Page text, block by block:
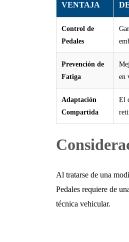
VENTAJA
Control de
Pedales
Prevención de
Fatiga
en
Adaptación
Compartida
El
Al tratarse de una
Pedales requiere de
técnica vehicular.